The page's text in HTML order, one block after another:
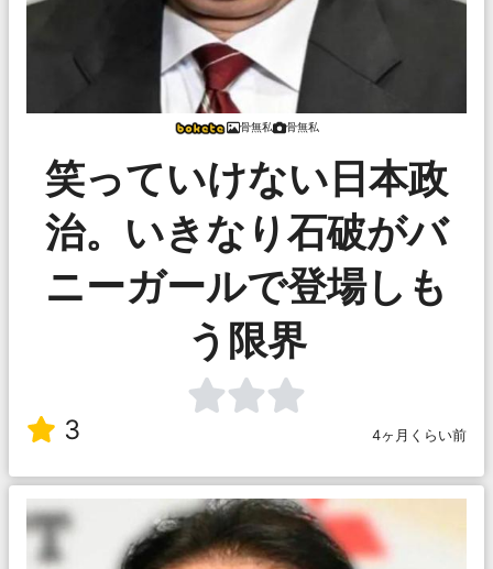
骨無私 骨無私
笑っていけない日本政
治。いきなり石破がバ
ニーガールで登場しも
う限界
3 4ヶ月くらい前